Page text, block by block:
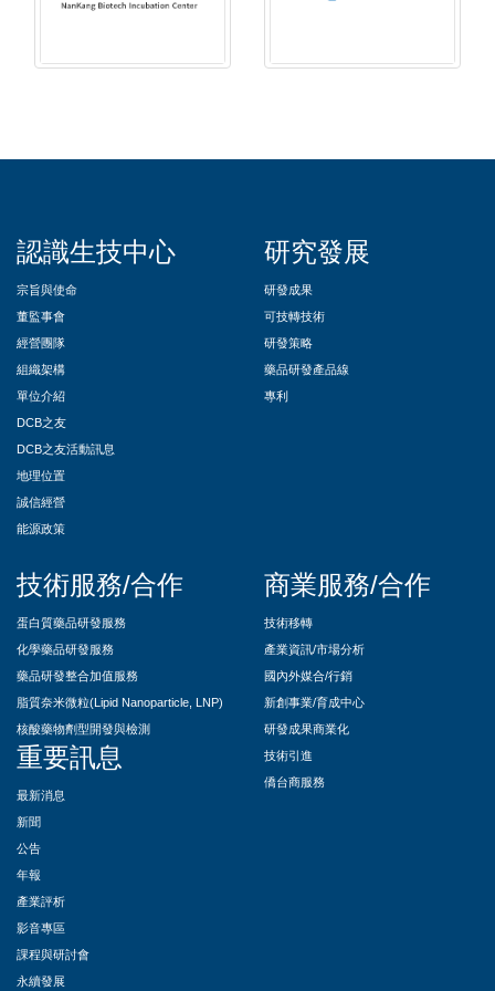
認識生技中心
宗旨與使命
董監事會
經營團隊
組織架構
單位介紹
DCB之友
DCB之友活動訊息
地理位置
誠信經營
能源政策
研究發展
研發成果
可技轉技術
研發策略
藥品研發產品線
專利
技術服務/合作
蛋白質藥品研發服務
化學藥品研發服務
藥品研發整合加值服務
脂質奈米微粒(Lipid Nanoparticle, LNP)
核酸藥物劑型開發與檢測
重要訊息
最新消息
新聞
公告
年報
產業評析
影音專區
課程與研討會
永續發展
商業服務/合作
技術移轉
產業資訊/市場分析
國內外媒合/行銷
新創事業/育成中心
研發成果商業化
技術引進
僑台商服務